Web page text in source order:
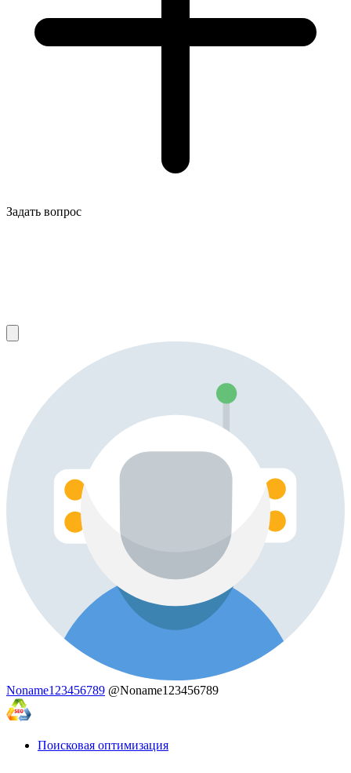
Задать вопрос
Noname123456789 @Noname123456789
Поисковая оптимизация